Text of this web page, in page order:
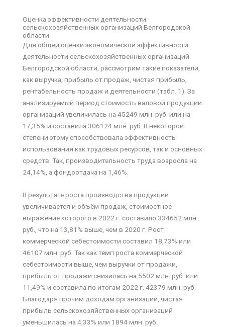
Оценка эффективности деятельности
сельскохозяйственных организаций Белгородской
области
Для общей оценки экономической эффективности
деятельности сельскохозяйственных организаций
Белгородской области, рассмотрим такие показатели,
как выручка, прибыль от продаж, чистая прибыль,
рентабельность продаж и деятельности (табл. 1). За
анализируемый период стоимость валовой продукции
организаций увеличилась на 45249 млн. руб. или на
17,35% и составила 306124 млн. руб. В некоторой
степени этому способствовала эффективность
использования как трудовых ресурсов, так и основных
средств. Так, производительность труда возросла на
24,14%, а фондоотдача на 1,46%.
В результате роста производства продукции
увеличивается и объём продаж, стоимостное
выражение которого в 2022 г. составило 334652 млн.
руб., что на 13,81% выше, чем в 2020 г. Рост
коммерческой себестоимости составил 18,73% или
46107 млн. руб. Так как темп роста коммерческой
себестоимости выше, чем выручки от продажи,
прибыль от продажи снизилась на 5502 млн. руб. или
11,49% и составила по итогам 2022 г. 42379 млн. руб.
Благодаря прочим доходам организаций, чистая
прибыль сельскохозяйственных организаций
уменьшилась на 4,33% или 1894 млн. руб.